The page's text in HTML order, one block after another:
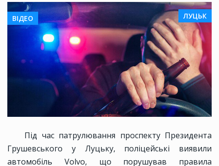
ВІДЕО ЛУЦЬК
Під час патрулювання проспекту Президента
Грушевського у Луцьку, поліцейські виявили
автомобіль Volvo, що порушував правила